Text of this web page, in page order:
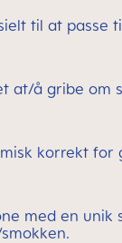
til at
at/å gribe om
korrekt
med en unik